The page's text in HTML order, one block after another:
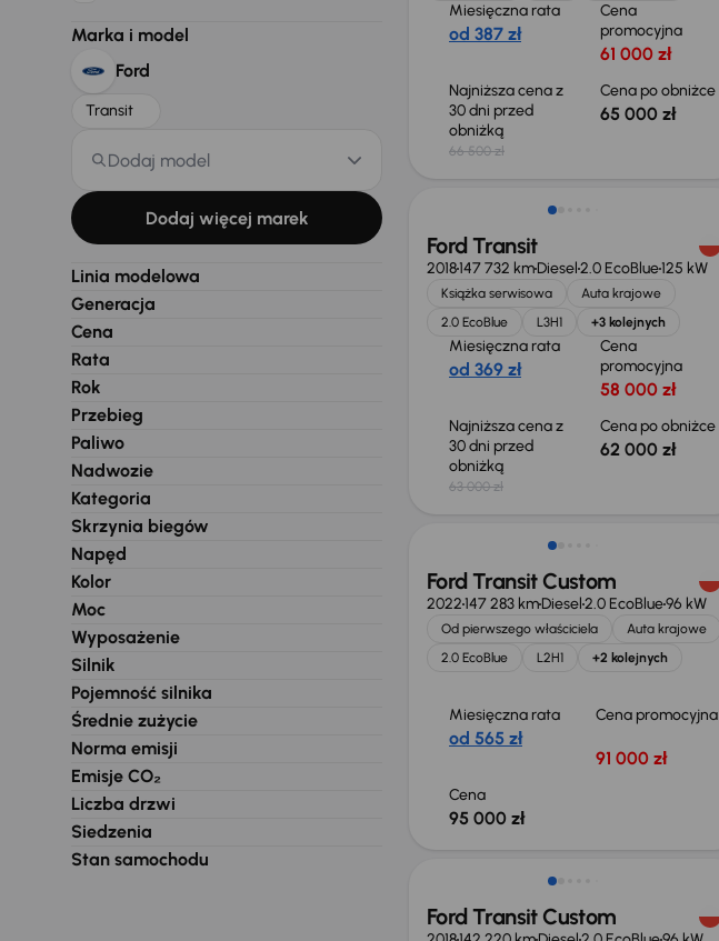
Marka i model
Ford
Transit
Dodaj model
Dodaj więcej marek
Linia modelowa
Generacja
Cena
Rata
Rok
Przebieg
Paliwo
Nadwozie
Kategoria
Skrzynia biegów
Napęd
Kolor
Moc
Wyposażenie
Silnik
Pojemność silnika
Średnie zużycie
Norma emisji
Emisje CO₂
Liczba drzwi
Siedzenia
Stan samochodu
Miesięczna rata
od 387 zł
Cena
promocyjna
61 000 zł
Najniższa cena z
30 dni przed
obniżką
66 500 zł
Cena po obniżce
65 000 zł
Taniej o 1 000 zł
Ford Transit
2018147 732 kmDiesel2.0 EcoBlue125 kW
Książka serwisowa
Auta krajowe
2.0 EcoBlue
L3H1 +3 kolejnych
Miesięczna rata
od 369 zł
Cena
promocyjna
58 000 zł
Najniższa cena z
30 dni przed
obniżką
63 000 zł
Cena po obniżce
62 000 zł
Świeżo skupione
Ford Transit Custom
2022147 283 kmDiesel2.0 EcoBlue96 kW
Od pierwszego właściciela
Auta krajowe
2.0 EcoBlue
L2H1 +2 kolejnych
Miesięczna rata
od 565 zł
Cena promocyjna
91 000 zł
Cena
95 000 zł
Możliwość odliczenia VAT
Ford Transit Custom